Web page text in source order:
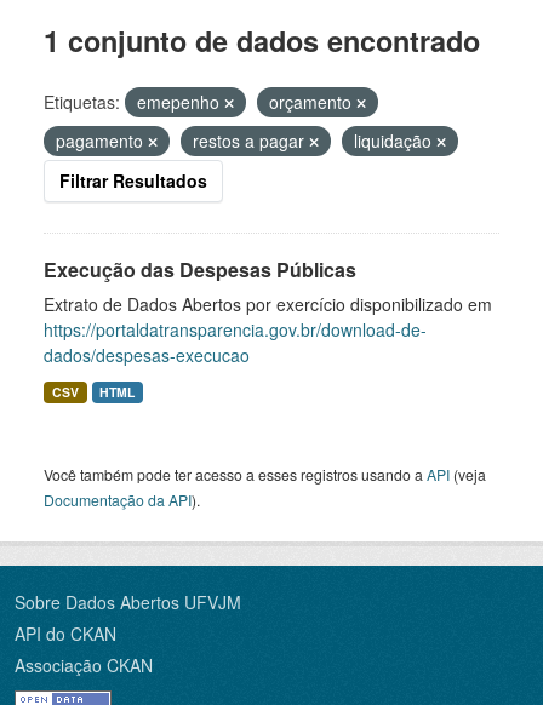
1 conjunto de dados encontrado
Etiquetas: emepenho
orçamento
pagamento
restos a pagar
liquidação
Filtrar Resultados
Execução das Despesas Públicas
Extrato de Dados Abertos por exercício disponibilizado em
https://portaldatransparencia.gov.br/download-de-
dados/despesas-execucao
CSV HTML
Você também pode ter acesso a esses registros usando a API (veja
Documentação da API).
Sobre Dados Abertos UFVJM
API do CKAN
Associação CKAN